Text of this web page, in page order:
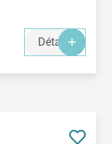
Détails